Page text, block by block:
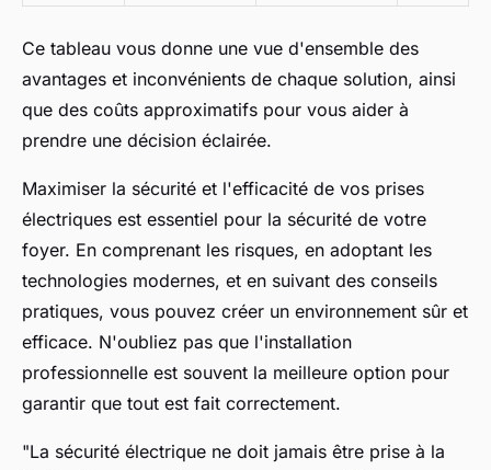
Ce tableau vous donne une vue d'ensemble des
avantages et inconvénients de chaque solution, ainsi
que des coûts approximatifs pour vous aider à
prendre une décision éclairée.
Maximiser la sécurité et l'efficacité de vos prises
électriques est essentiel pour la sécurité de votre
foyer. En comprenant les risques, en adoptant les
technologies modernes, et en suivant des conseils
pratiques, vous pouvez créer un environnement sûr et
efficace. N'oubliez pas que l'installation
professionnelle est souvent la meilleure option pour
garantir que tout est fait correctement.
"La sécurité électrique ne doit jamais être prise à la